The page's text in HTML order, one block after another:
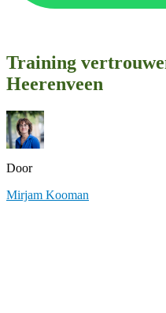
Training
Heerenveen
Door
Mirjam Kooman